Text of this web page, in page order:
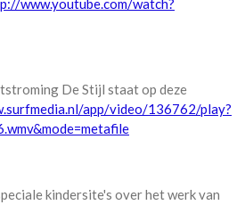
www.youtube.com/watch?
De Stijl staat op deze
app/video/136762/play?
kindersite's over het werk van